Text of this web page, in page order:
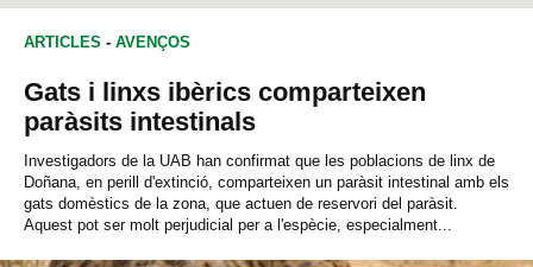
ARTICLES - AVENÇOS
Gats i linxs ibèrics comparteixen
paràsits intestinals
Investigadors de la UAB han confirmat que les poblacions de linx de
Doñana, en perill d'extinció, comparteixen un paràsit intestinal amb els
gats domèstics de la zona, que actuen de reservori del paràsit.
Aquest pot ser molt perjudicial per a l'espècie, especialment...